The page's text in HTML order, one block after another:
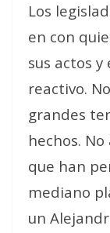
Los
en con
sus actos
reactivo.
grandes
hechos.
que han
mediano
un